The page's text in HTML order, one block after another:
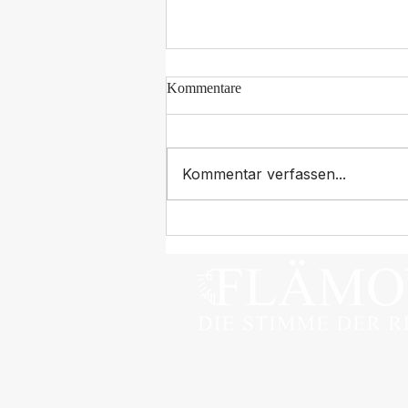
Kommentare
Kommentar verfassen...